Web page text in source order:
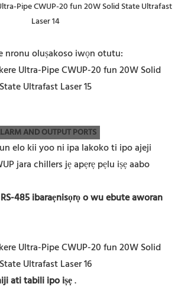
nronu oluṣakoso iwọn otutu:
AND OUTPUT PORTS
elo kii yoo ni ipa lakoko ti ipo ajeji
jara chillers jẹ apẹrẹ pẹlu iṣẹ aabo
485 ibaraẹnisọrọ o wu ebute aworan
ati tabili ipo iṣẹ.